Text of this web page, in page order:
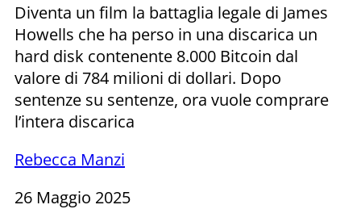
Diventa un film la battaglia legale di James
Howells che ha perso in una discarica un
hard disk contenente 8.000 Bitcoin dal
valore di 784 milioni di dollari. Dopo
sentenze su sentenze, ora vuole comprare
l’intera discarica
Rebecca Manzi
26 Maggio 2025